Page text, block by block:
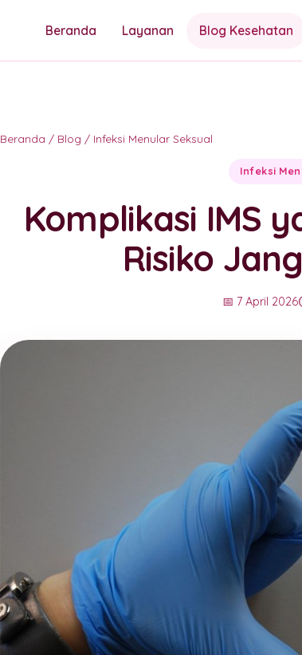
Beranda Layanan Blog Kesehatan
Beranda / Blog / Infeksi Menular Seksual
Infeksi
Komplikasi IMS
Risiko
📅 7 April 2026